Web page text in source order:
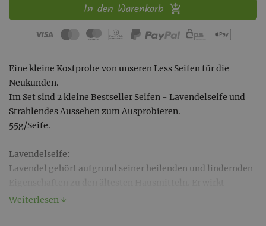
In den Warenkorb
Eine kleine Kostprobe von unseren Less Seifen für die
Neukunden.
Im Set sind 2 kleine Bestseller Seifen - Lavendelseife und
Strahlendes Aussehen zum Ausprobieren.
55g/Seife.
Lavendelseife:
Lavendel gehört aufgrund seiner heilenden und lindernden
beruhigend, stresslösend und entspannend.
Weiterlesen ↓